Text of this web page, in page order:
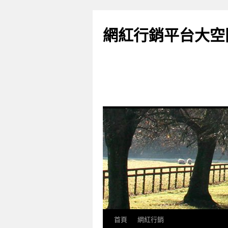
網紅行銷平台大
首頁 網紅行銷